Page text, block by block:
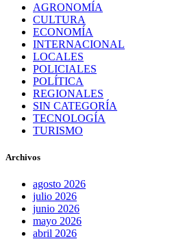
AGRONOMÍA
CULTURA
ECONOMÍA
INTERNACIONAL
LOCALES
POLICIALES
POLÍTICA
REGIONALES
SIN CATEGORÍA
TECNOLOGÍA
TURISMO
Archivos
agosto 2026
julio 2026
junio 2026
mayo 2026
abril 2026